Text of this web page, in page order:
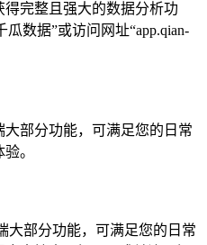
完整且强大的数据分析功
瓜数据”或访问网址“app.qian-
大部分功能，可满足您的日常
。
大部分功能，可满足您的日常